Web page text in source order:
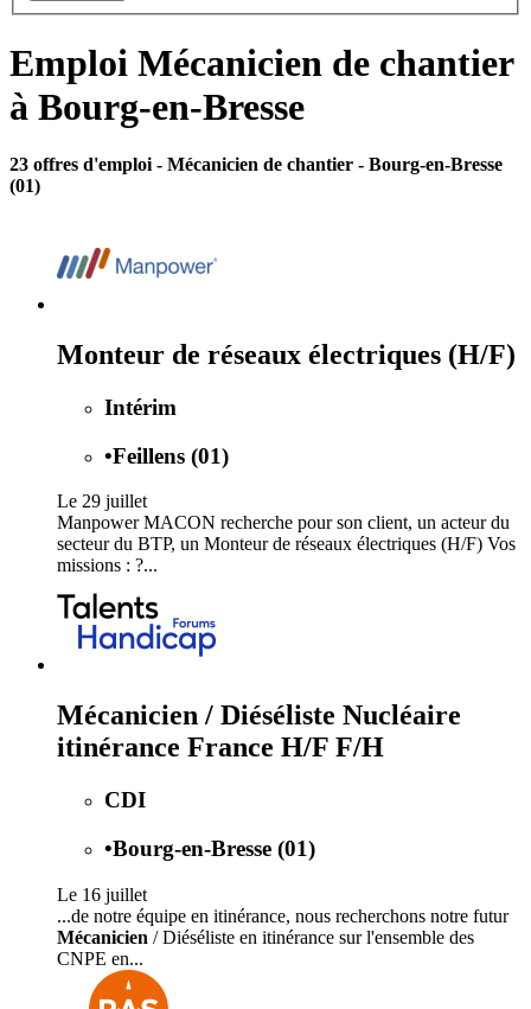
Emploi Mécanicien de chantier
à Bourg-en-Bresse
23 offres d'emploi - Mécanicien de chantier - Bourg-en-Bresse
(01)
Monteur de réseaux électriques (H/F)
Intérim
•Feillens (01)
Le 29 juillet
Manpower MACON recherche pour son client, un acteur du
secteur du BTP, un Monteur de réseaux électriques (H/F) Vos
missions : ?...
Mécanicien / Diéséliste Nucléaire
itinérance France H/F F/H
CDI
•Bourg-en-Bresse (01)
Le 16 juillet
...de notre équipe en itinérance, nous recherchons notre futur
Mécanicien / Diéséliste en itinérance sur l'ensemble des
CNPE en...